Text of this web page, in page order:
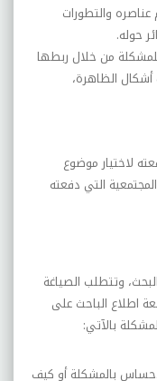
والتطورات
حوله.
من خلال ربطها
الظاهرة،
لاختيار موضوع
التي دفعته
وتتطلب الصياغة
اطلاع الباحث على
بالآتي:
بالمشكلة أو كيف